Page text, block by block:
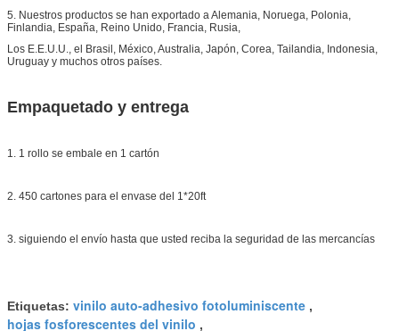
5. Nuestros productos se han exportado a Alemania, Noruega, Polonia,
Finlandia, España, Reino Unido, Francia, Rusia,
Los E.E.U.U., el Brasil, México, Australia, Japón, Corea, Tailandia, Indonesia,
Uruguay y muchos otros países.
Empaquetado y entrega
1. 1 rollo se embale en 1 cartón
2. 450 cartones para el envase del 1*20ft
3. siguiendo el envío hasta que usted reciba la seguridad de las mercancías
Etiquetas: vinilo auto-adhesivo fotoluminiscente ,
hojas fosforescentes del vinilo ,